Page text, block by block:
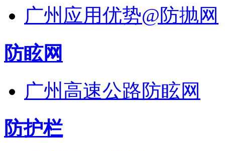
广州应用优势@防抛网
防眩网
广州高速公路防眩网
防护栏